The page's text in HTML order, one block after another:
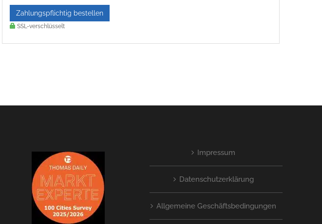
Zahlungspflichtig bestellen
SSL-verschlüsselt
Impressum
Datenschutzerklärung
Allgemeine Geschäftsbedingungen